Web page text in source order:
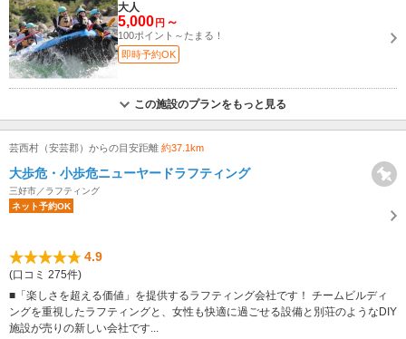
大人
5,000 円 ～
100ポイント～たまる！
即時予約OK
この施設のプランをもっと見る
芸西村（安芸郡）からの目安距離 約37.1km
大歩危・小歩危ニューヤードラフティング
三好市／ラフティング
ネット予約OK
4.9
(口コミ 275件)
■「楽しさを超える価値」を提供するラフティング会社です！ チームビルディ
ングを重視したラフティングと、女性も快適に過ごせる設備と別荘のようなDIY
施設が売りの新しい会社です...